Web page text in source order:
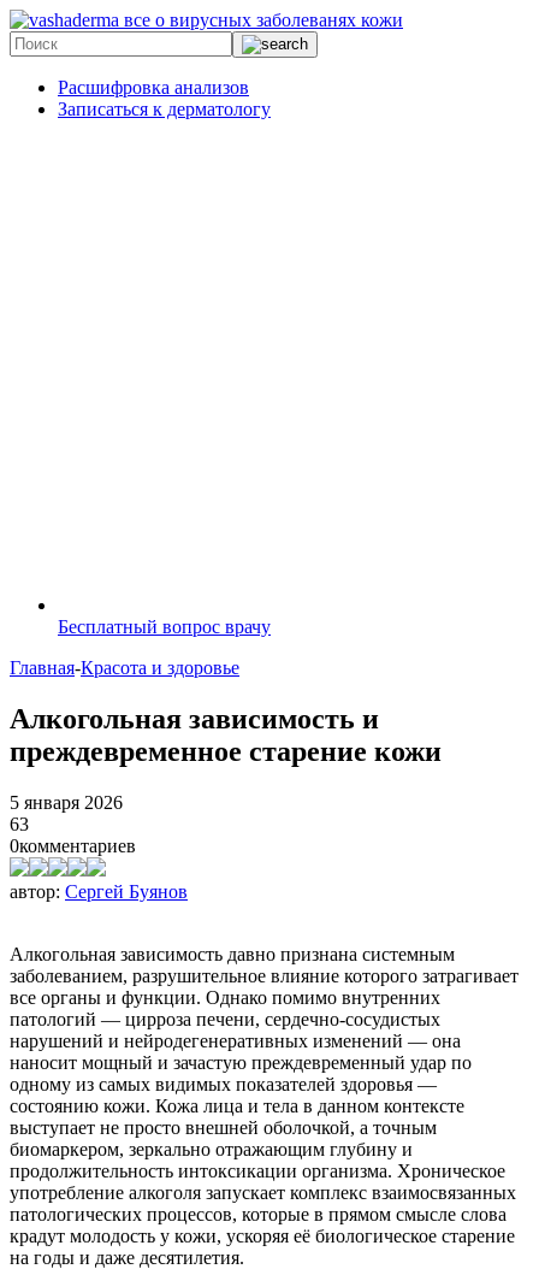
все о вирусных заболеванях кожи
Расшифровка анализов
Записаться к дерматологу
Бесплатный вопрос врачу
Главная-Красота и здоровье
Алкогольная зависимость и
преждевременное старение кожи
5 января 2026
63
0комментариев
автор: Сергей Буянов
Алкогольная зависимость давно признана системным
заболеванием, разрушительное влияние которого затрагивает
все органы и функции. Однако помимо внутренних
патологий — цирроза печени, сердечно-сосудистых
нарушений и нейродегенеративных изменений — она
наносит мощный и зачастую преждевременный удар по
одному из самых видимых показателей здоровья —
состоянию кожи. Кожа лица и тела в данном контексте
выступает не просто внешней оболочкой, а точным
биомаркером, зеркально отражающим глубину и
продолжительность интоксикации организма. Хроническое
употребление алкоголя запускает комплекс взаимосвязанных
патологических процессов, которые в прямом смысле слова
крадут молодость у кожи, ускоряя её биологическое старение
на годы и даже десятилетия.